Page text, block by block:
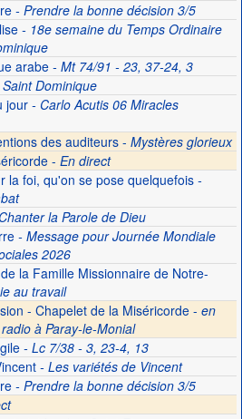
- Prendre la bonne décision 3/5
- 18e semaine du Temps Ordinaire
arabe- Mt 74/91 - 23, 37-24, 3
Dominique
jour- Carlo Acutis 06 Miracles
des auditeurs - Mystères glorieux
- En direct
la foi, qu'on se pose quelquefois-
la Parole de Dieu
- Message pour Journée Mondiale
2026
la Famille Missionnaire de Notre-
au travail
- Chapelet de la Miséricorde - en
à Paray-le-Monial
- Lc 7/38 - 3, 23-4, 13
- Les variétés de Vincent
- Prendre la bonne décision 3/5